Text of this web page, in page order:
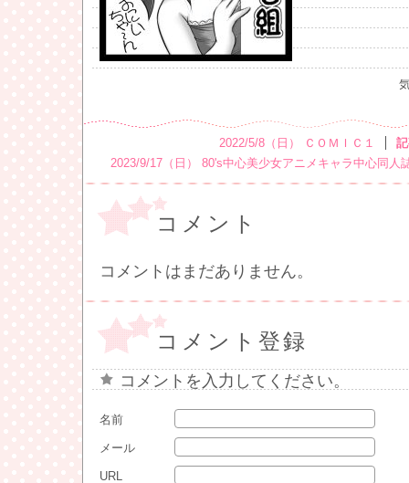
2022/5/8（日） ＣＯＭＩＣ１
2023/9/17（日） 80's中心美少女アニメキャラ中心同人
コメント
コメントはまだありません。
コメント登録
コメントを入力してください。
名前
メール
URL